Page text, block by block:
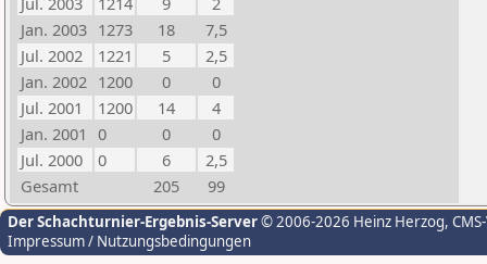
Jan. 2003 1273 18
7,5
Jul. 2002
1221 5
2,5
Jan. 2002 1200 0
0
Jul. 2001
1200 14
4
Jan. 2001 0 0
0
Jul. 2000
0 6
2,5
Gesamt
205 99
Der Schachturnier-Ergebnis-Server© 2006-2026 Heinz Herzog,
Impressum / Nutzungsbedingungen